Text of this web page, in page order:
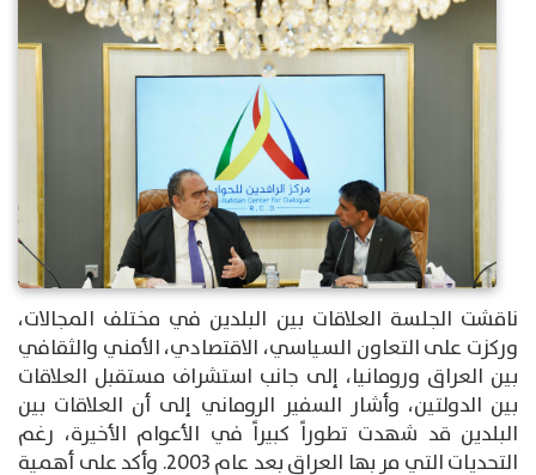
ناقشت الجلسة العلاقات بين البلدين في مختلف المجالات،
وركزت على التعاون السياسي، الاقتصادي، الأمني والثقافي
بين العراق ورومانيا، إلى جانب استشراف مستقبل العلاقات
بين الدولتين، وأشار السفير الروماني إلى أن العلاقات بين
البلدين قد شهدت تطوراً كبيراً في الأعوام الأخيرة، رغم
التحديات التي مر بها العراق بعد عام 2003. وأكد على أهمية